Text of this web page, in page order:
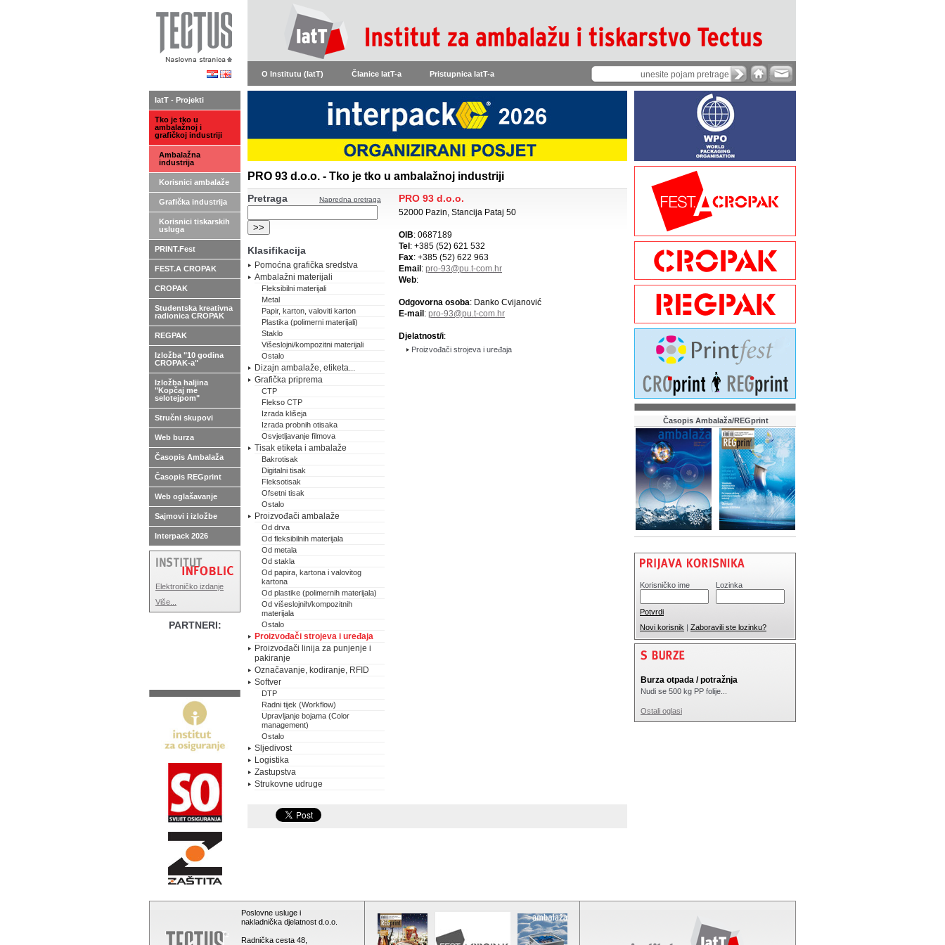
O Institutu (IatT) Članice IatT-a Pristupnica IatT-a
PRO 93 d.o.o. - Tko je tko u ambalažnoj industriji
Napredna pretraga
Pretraga
Klasifikacija
Pomoćna grafička sredstva
Ambalažni materijali
Fleksibilni materijali
Metal
Papir, karton, valoviti karton
Plastika (polimerni materijali)
Staklo
Višeslojni/kompozitni materijali
Ostalo
Dizajn ambalaže, etiketa...
Grafička priprema
CTP
Flekso CTP
Izrada klišeja
Izrada probnih otisaka
Osvjetljavanje filmova
Tisak etiketa i ambalaže
Bakrotisak
Digitalni tisak
Fleksotisak
Ofsetni tisak
Ostalo
Proizvođači ambalaže
Od drva
Od fleksibilnih materijala
Od metala
Od stakla
Od papira, kartona i valovitog
kartona
Od plastike (polimernih materijala)
Od višeslojnih/kompozitnih
materijala
Ostalo
Proizvođači strojeva i uređaja
Proizvođači linija za punjenje i
pakiranje
Označavanje, kodiranje, RFID
Softver
DTP
Radni tijek (Workflow)
Upravljanje bojama (Color
management)
Ostalo
Sljedivost
Logistika
Zastupstva
Strukovne udruge
PRO 93 d.o.o.
52000 Pazin, Stancija Pataj 50
OIB: 0687189
Tel : +385 (52) 621 532
Fax: +385 (52) 622 963
Email : pro-93@pu.t-com.hr
Web:
Odgovorna osoba: Danko Cvijanović
E-mail : pro-93@pu.t-com.hr
Djelatnost/i:
Proizvođači strojeva i uređaja
IatT - Projekti
Tko je tko u
ambalažnoj i
grafičkoj industriji
Ambalažna
industrija
Korisnici ambalaže
Grafička industrija
Korisnici tiskarskih
usluga
PRINT.Fest
FEST.A CROPAK
CROPAK
Studentska kreativna
radionica CROPAK
REGPAK
Izložba "10 godina
CROPAK-a"
Izložba haljina
"Kopčaj me
selotejpom"
Stručni skupovi
Web burza
Časopis Ambalaža
Časopis REGprint
Web oglašavanje
Sajmovi i izložbe
Interpack 2026
Elektroničko izdanje
Više...
PARTNERI:
Časopis Ambalaža/REGprint
Korisničko ime Lozinka
Potvrdi
Novi korisnik | Zaboravili ste lozinku?
Burza otpada / potražnja
Nudi se 500 kg PP folije...
Ostali oglasi
Poslovne usluge i
nakladnička djelatnost d.o.o.
Radnička cesta 48,